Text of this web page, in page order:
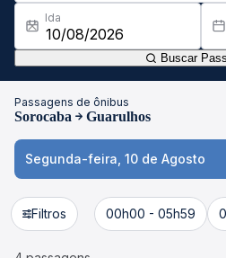
Ida
Buscar
Passagens de ônibus
Sorocaba Guarulhos
Segunda-feira, 10 de Agosto
Filtros 00h00 - 05h59